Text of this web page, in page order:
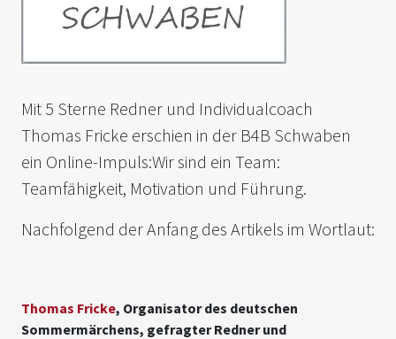
Mit 5 Sterne Redner und Individualcoach
Thomas Fricke erschien in der B4B Schwaben
ein Online-Impuls:Wir sind ein Team:
Teamfähigkeit, Motivation und Führung.
Nachfolgend der Anfang des Artikels im Wortlaut:
Thomas Fricke, Organisator des deutschen
Sommermärchens, gefragter Redner und